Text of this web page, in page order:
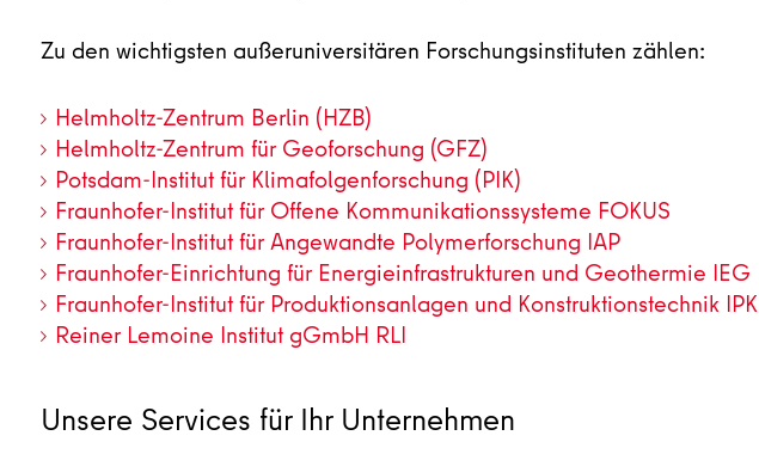
Zu den wichtigsten außeruniversitären Forschungsinstituten zählen:
Helmholtz-Zentrum Berlin (HZB)
Helmholtz-Zentrum für Geoforschung (GFZ)
Potsdam-Institut für Klimafolgenforschung (PIK)
Fraunhofer-Institut für Offene Kommunikationssysteme FOKUS
Fraunhofer-Institut für Angewandte Polymerforschung IAP
Fraunhofer-Einrichtung für Energieinfrastrukturen und Geothermie IEG
Fraunhofer-Institut für Produktionsanlagen und Konstruktionstechnik IPK
Reiner Lemoine Institut gGmbH RLI
Unsere Services für Ihr Unternehmen